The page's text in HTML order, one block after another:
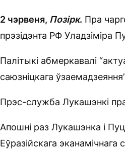
2 чэрвеня, Позірк. Пра
прэзідэнта РФ Уладзіміра
Палітыкі абмеркавалі
саюзніцкага
Прэс-служба Лукашэнкі
Апошні раз Лукашэнка і
Еўразійскага